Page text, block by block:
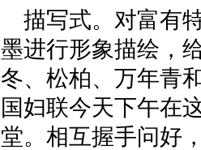
描写式。对富有
墨进行形象描绘，
冬、松柏、万年青
国妇联今天下午在
堂。相互握手问好